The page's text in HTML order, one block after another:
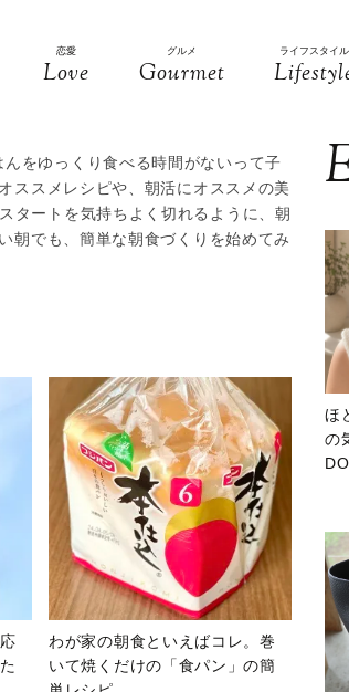
恋愛
Love
グルメ
Gourmet
ライフスタイル
をゆっくり食べる時間がないって子
ススメレシピや、朝活にオススメの美
タートを気持ちよく切れるように、朝
朝でも、簡単な朝食づくりを始めてみ
わが家の朝食といえばコレ。巻
いて焼くだけの「食パン」の簡
ほ
の